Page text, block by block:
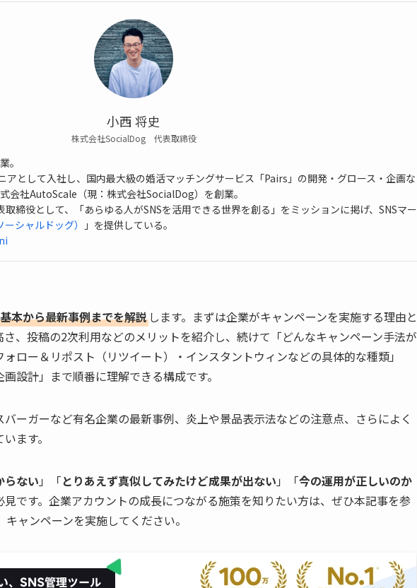
小西 将史
株式会社SocialDog 代表取締役
。
アとして入社し、国内最大級の婚活マッチングサービス「Pairs」の開発・グロース・企画な
会社AutoScale（現：株式会社SocialDog）を創業。
取締役として、「あらゆる人がSNSを活用できる世界を創る」をミッションに掲げ、SNSマー
シャルドッグ）
」を提供している。
本から最新事例までを解説 します。まずは企業がキャンペーンを実施する理由と
、投稿の2次利用などのメリットを紹介し、続けて「どんなキャンペーン手法が
ロー＆リポスト（リツイート）・インスタントウィンなどの具体的な種類」
設計」まで順番に理解できる構成です。
ーガーなど有名企業の最新事例、炎上や景品表示法などの注意点、さらによく
ます。
らない 」「とりあえず真似してみたけど成果が出ない 」「今の運用が正しいのか
見です。企業アカウントの成長につながる施策を知りたい方は、ぜひ本記事を参
ャンペーンを実施してください。